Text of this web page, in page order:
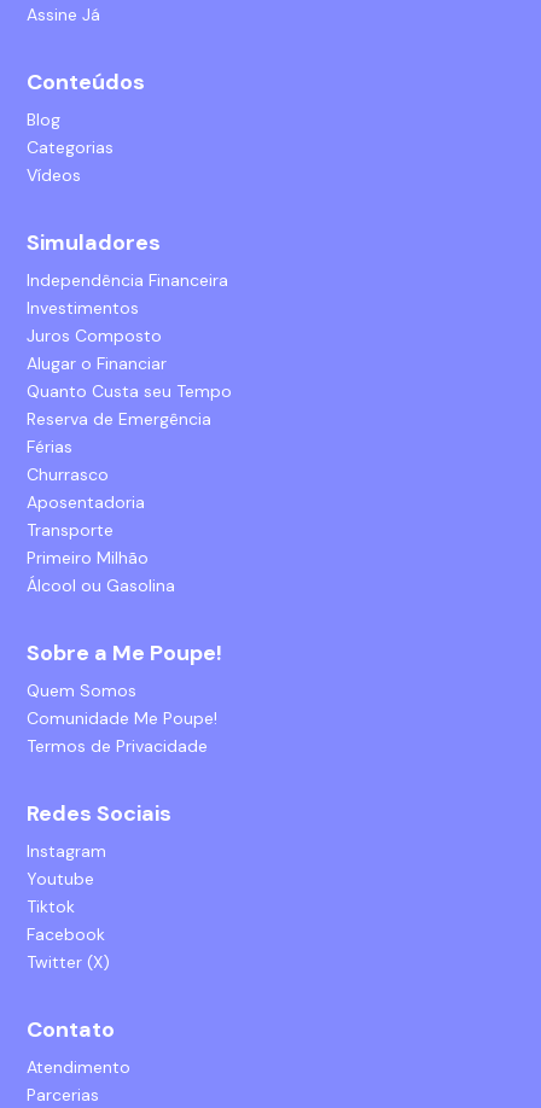
Assine Já
Conteúdos
Blog
Categorias
Vídeos
Simuladores
Independência Financeira
Investimentos
Juros Composto
Alugar o Financiar
Quanto Custa seu Tempo
Reserva de Emergência
Férias
Churrasco
Aposentadoria
Transporte
Primeiro Milhão
Álcool ou Gasolina
Sobre a Me Poupe!
Quem Somos
Comunidade Me Poupe!
Termos de Privacidade
Redes Sociais
Instagram
Youtube
Tiktok
Facebook
Twitter (X)
Contato
Atendimento
Parcerias